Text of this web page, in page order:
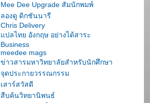
Mee Dee Upgrade สัมนักพมพ์
ลองดู ดิกชันนารี
Chris Delivery
ปลไทย อังกฤษ อย่างได้สาระ
Business
meedee mags
ข่าวสารมหาวิทยาลัยสำหรับนักศึกษา
จุดประกายวรรณกรรม
เสาร์สวัสดี
สืบค้นวิทยานิพนธ์